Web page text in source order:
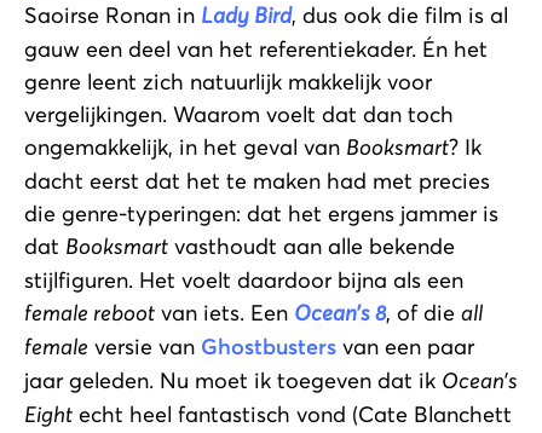
Saoirse Ronan in Lady Bird, dus ook die film is al
gauw een deel van het referentiekader. Én het
genre leent zich natuurlijk makkelijk voor
vergelijkingen. Waarom voelt dat dan toch
ongemakkelijk, in het geval van Booksmart? Ik
dacht eerst dat het te maken had met precies
die genre-typeringen: dat het ergens jammer is
dat Booksmart vasthoudt aan alle bekende
stijlfiguren. Het voelt daardoor bijna als een
female reboot van iets. Een Ocean’s 8, of die all
female versie van Ghostbusters van een paar
jaar geleden. Nu moet ik toegeven dat ik Ocean’s
Eight echt heel fantastisch vond (Cate Blanchett